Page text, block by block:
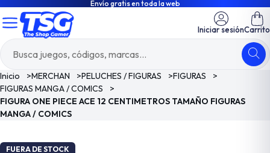
Envío gratis en toda la web
Iniciar sesiónCarrito
Inicio >MERCHAN >PELUCHES / FIGURAS >FIGURAS
>
FIGURAS MANGA / COMICS
>
FIGURA ONE PIECE ACE 12 CENTIMETROS TAMAÑO FIGURAS
MANGA / COMICS
FUERA DE STOCK